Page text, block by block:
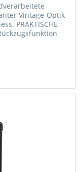
Vintage-Optik
PRAKTISCHE